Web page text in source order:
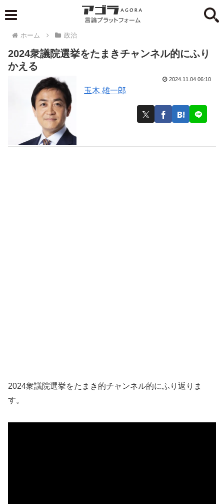
ホーム 政治
2024衆議院選挙をたまきチャンネル的にふり
かえる
玉木 雄一郎
2024.11.04 06:10
2024衆議院選挙をたまき的チャンネル的にふり返りま
す。